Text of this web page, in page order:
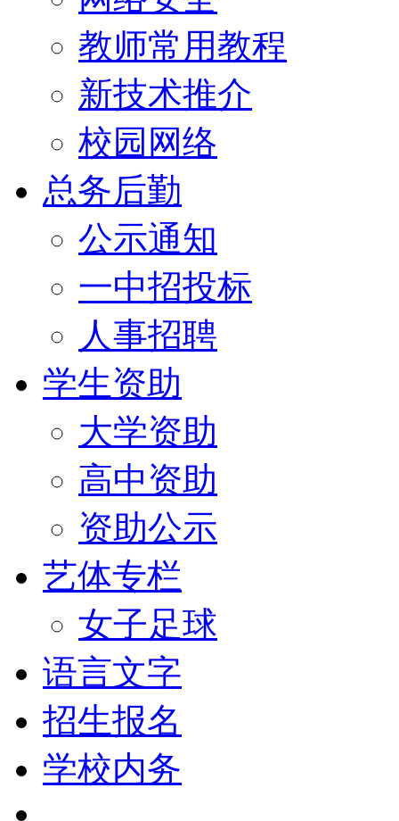
教师常用教程
新技术推介
校园网络
总务后勤
公示通知
一中招投标
人事招聘
学生资助
大学资助
高中资助
资助公示
艺体专栏
女子足球
语言文字
招生报名
学校内务